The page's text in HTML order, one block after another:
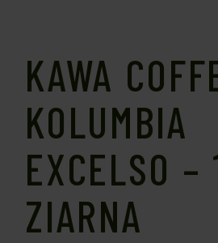
KAWA
KOLUMBIA
EXCELSO –
ZIARNA